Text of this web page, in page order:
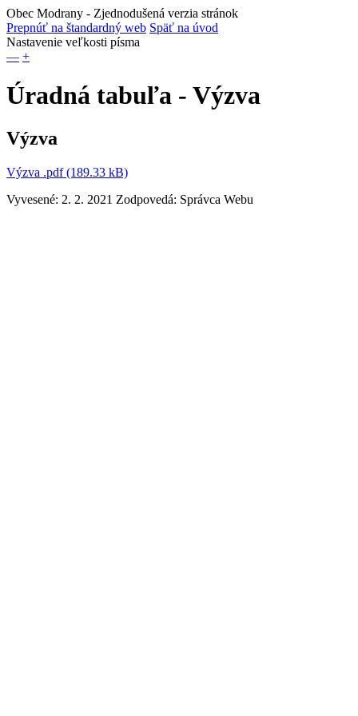
Obec Modrany - Zjednodušená verzia stránok
Prepnúť na štandardný web Späť na úvod
Nastavenie veľkosti písma
— +
Úradná tabuľa - Výzva
Výzva
Výzva .pdf (189.33 kB)
Vyvesené: 2. 2. 2021 Zodpovedá: Správca Webu